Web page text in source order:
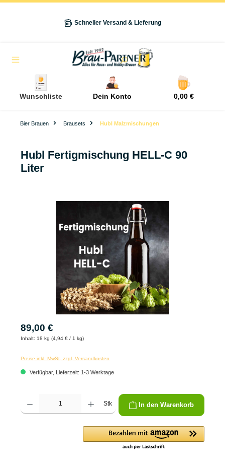
Schneller Versand & Lieferung
Wunschliste Dein Konto 0,00 €
Bier Brauen Brausets Hubl Malzmischungen
Hubl Fertigmischung HELL-C 90
Liter
89,00 €
Inhalt: 18 kg (4,94 € / 1 kg)
Preise inkl. MwSt. zzgl. Versandkosten
Verfügbar, Lieferzeit: 1-3 Werktage
Produkt Anzahl: Gib den gewünschten Wert ein oder benutze die Schaltflächen um
Stk In den Warenkorb